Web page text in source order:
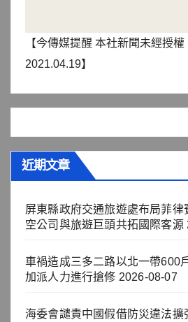
【今傳媒提醒 本社新聞未經授權
2021.04.19】
近期文章
屏東縣政府交通旅遊處布局菲律
空公司與旅遊巨頭共拓國際客源
車禍造成三多二路以北一帶600
加派人力進行搶修 2026-08-07
海委會譴責中國假借防災違法擴